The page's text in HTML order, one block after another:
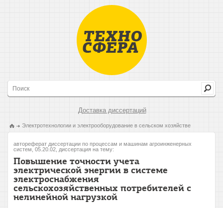
Доставка диссертаций
Электротехнологии и электрооборудование в сельском хозяйстве
автореферат диссертации по процессам и машинам агроинженерных
систем, 05.20.02, диссертация на тему:
Повышение точности учета
электрической энергии в системе
электроснабжения
сельскохозяйственных потребителей с
нелинейной нагрузкой